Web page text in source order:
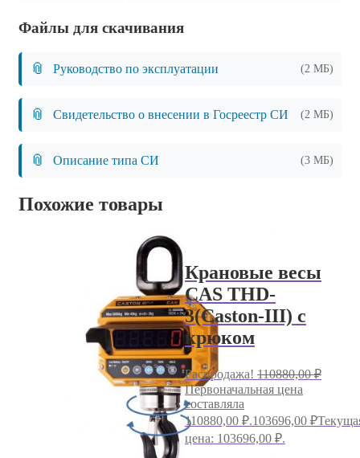
Файлы для скачивания
📎 Руководство по эксплуатации (2 МБ)
📎 Свидетельство о внесении в Госреестр СИ (2 МБ)
📎 Описание типа СИ (3 МБ)
Похожие товары
Крановые весы
CAS THD-
3(Caston-III) с
крюком
Распродажа! 110880,00₽
Первоначальная цена
составляла
110880,00 ₽.103696,00 ₽
цена: 103696,00 ₽.